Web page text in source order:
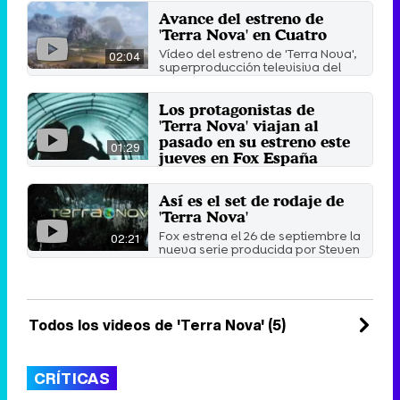
02:04
Avance del estreno de
'Terra Nova' en Cuatro
Vídeo del estreno de 'Terra Nova',
superproducción televisiva del
oscarizado Steven ...
01:29
Los protagonistas de
'Terra Nova' viajan al
pasado en su estreno este
jueves en Fox España
25 de enero 2012
02:21
Así es el set de rodaje de
'Terra Nova'
Fox estrena el 26 de septiembre la
nueva serie producida por Steven
Spielberg situada ...
Todos los videos de 'Terra Nova' (5)
CRÍTICAS